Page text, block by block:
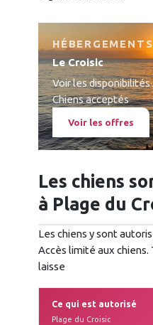
Le Croisic
Voir les disponibilités·
Chiens acceptés
Voir les offres
Les chiens
à Plage du
Les chiens y sont
Accès limité aux
laisse
Ce qui est autorisé
Plage du Croisic